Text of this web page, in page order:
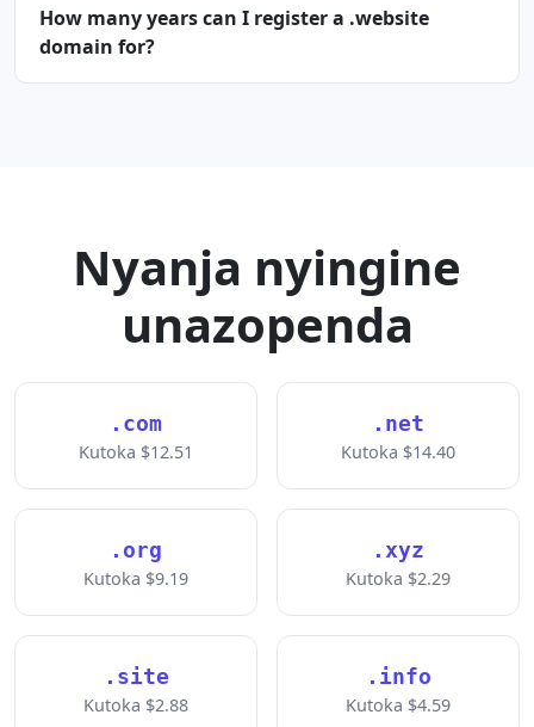
How many years can I register a .website
domain for?
Nyanja nyingine
unazopenda
.com
Kutoka $12.51
.net
Kutoka $14.40
.org
Kutoka $9.19
.xyz
Kutoka $2.29
.site
Kutoka $2.88
.info
Kutoka $4.59